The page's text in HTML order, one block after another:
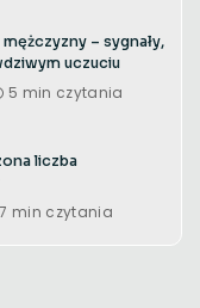
– sygnały,
uczuciu
5 min czytania
liczba
7 min czytania